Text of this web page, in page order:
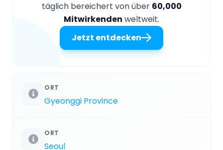
täglich bereichert von über 60,000
Mitwirkenden weltweit.
Jetzt entdecken
ORT
Gyeonggi Province
ORT
Seoul